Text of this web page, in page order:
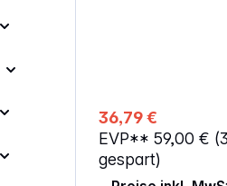
sicheren Anti-
sind Sie für alle
gerüstet. Eigenschaften:
l Nettogewicht: 0,7 kg Gepolstertes
36,79 €
EVP** 59,00 €
gespart)